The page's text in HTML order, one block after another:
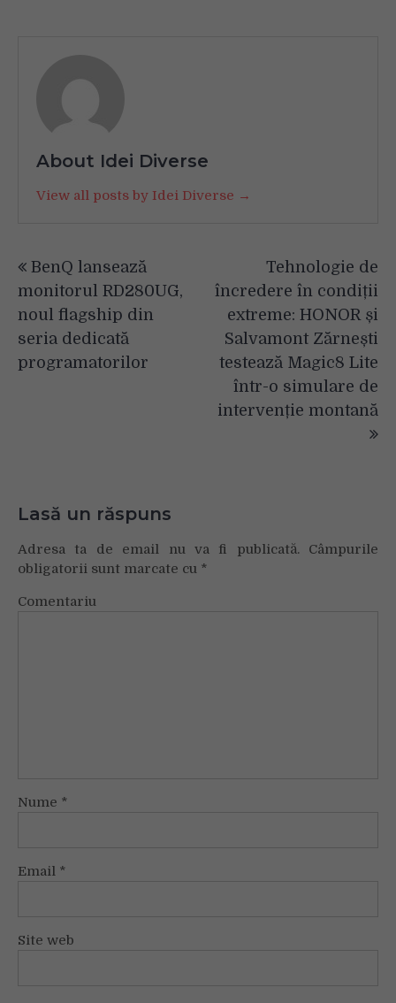
About Idei Diverse
View all posts by Idei Diverse →
în
articole
BenQ lansează
monitorul RD280UG,
noul flagship din
seria dedicată
programatorilor
Tehnologie de
încredere în condiții
extreme: HONOR și
Salvamont Zărnești
testează Magic8 Lite
într-o simulare de
intervenție montană
Lasă un răspuns
Adresa ta de email nu va fi publicată.Câmpurile
obligatorii sunt marcate cu *
Comentariu
Nume *
Email *
Site web